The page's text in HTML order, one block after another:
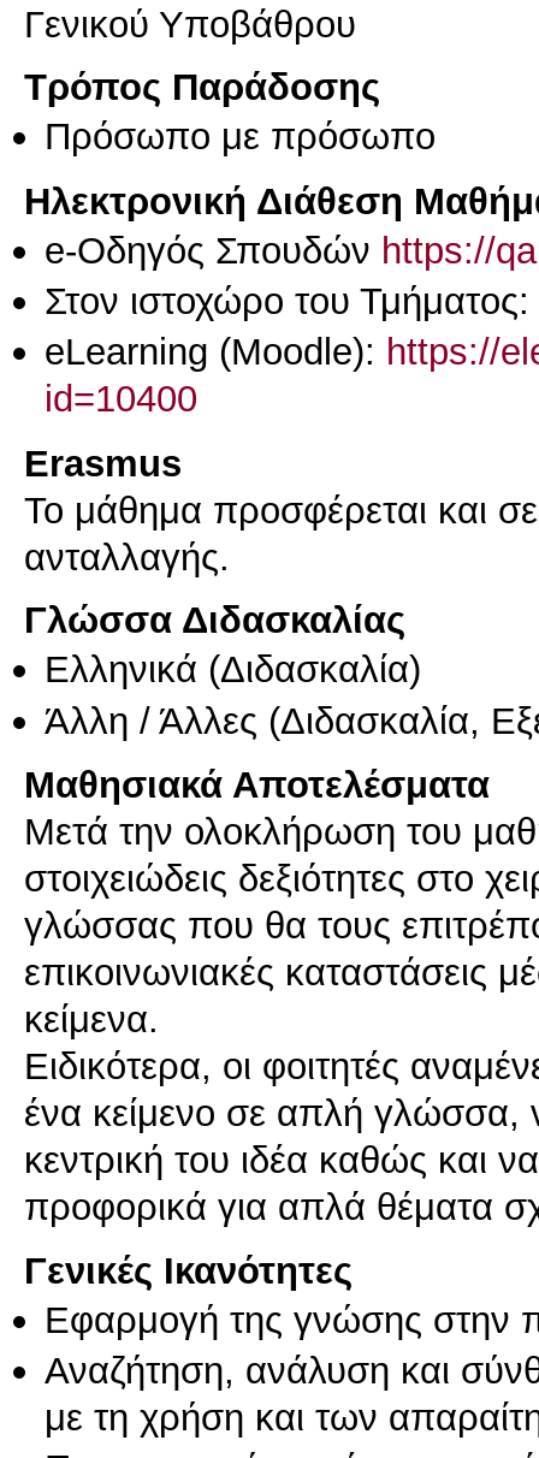
Γενικού Υποβάθρου
Τρόπος Παράδοσης
Πρόσωπο με πρόσωπο
Ηλεκτρονική Διάθεση
e-Οδηγός Σπουδών https://
Στον ιστοχώρο του Τμήματος:
eLearning (Moodle): https://
id=10400
Erasmus
Το μάθημα προσφέρεται και
ανταλλαγής.
Γλώσσα Διδασκαλίας
Ελληνικά (Διδασκαλία)
Άλλη / Άλλες (Διδασκαλία,
Μαθησιακά Αποτελέσματα
Μετά την ολοκλήρωση του
στοιχειώδεις δεξιότητες στο
γλώσσας που θα τους
επικοινωνιακές
κείμενα.
Ειδικότερα, οι φοιτητές
ένα κείμενο σε απλή γλώσσα,
κεντρική του ιδέα καθώς και
προφορικά για απλά θέματα
Γενικές Ικανότητες
Εφαρμογή της γνώσης στην
Αναζήτηση, ανάλυση και
με τη χρήση και των